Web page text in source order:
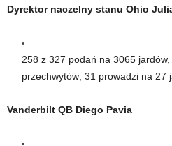
Dyrektor naczelny stanu Ohio
258 z 327 podań na 3065
przechwytów; 31 prowadzi na 27
Vanderbilt QB Diego Pavia